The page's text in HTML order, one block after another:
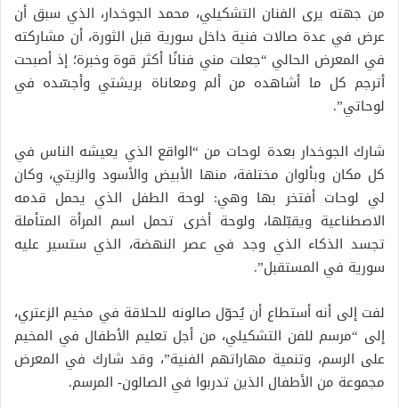
من جهته يرى الفنان التشكيلي، محمد الجوخدار، الذي سبق أن
عرض في عدة صالات فنية داخل سورية قبل الثورة، أن مشاركته
في المعرض الحالي “جعلت مني فنانًا أكثر قوة وخبرة؛ إذ أصبحت
أترجم كل ما أشاهده من ألم ومعاناة بريشتي وأجسّده في
لوحاتي”.
شارك الجوخدار بعدة لوحات من “الواقع الذي يعيشه الناس في
كل مكان وبألوان مختلفة، منها الأبيض والأسود والزيتي، وكان
لي لوحات أفتخر بها وهي: لوحة الطفل الذي يحمل قدمه
الاصطناعية ويقبّلها، ولوحة أخرى تحمل اسم المرأة المتأملة
تجسد الذكاء الذي وجد في عصر النهضة، الذي ستسير عليه
سورية في المستقبل”.
لفت إلى أنه أستطاع أن يُحوّل صالونه للحلاقة في مخيم الزعتري،
إلى “مرسم للفن التشكيلي، من أجل تعليم الأطفال في المخيم
على الرسم، وتنمية مهاراتهم الفنية”، وقد شارك في المعرض
مجموعة من الأطفال الذين تدربوا في الصالون- المرسم.